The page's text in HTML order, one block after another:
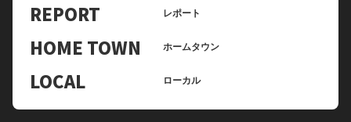
REPORT レポート
HOME TOWN ホームタウン
LOCAL ローカル